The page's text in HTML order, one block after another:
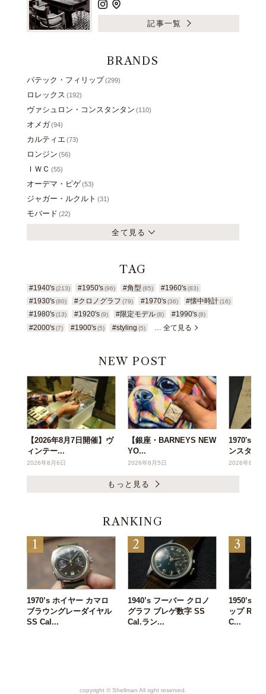
記事一覧
BRANDS
パテック・フィリップ(299)
ロレックス (192)
ヴァシュロン・コンスタンタン (110)
オメガ(94)
カルティエ (73)
ロンジン (56)
ＩＷＣ (55)
オーデマ・ピゲ(53)
ジャガー・ルクルト (31)
モバード (22)
全て見る
TAG
#1940's (213) #1950's(96) #角型 (85) #1960's (83)
#1930's (80) #クロノグラフ (79) #1970's(36) #懐中時計 (16)
#1980's (13) #1920's(9) #限定モデル(8) #1990's (8)
#2000's (7) #1900's(5) #styling (5) … 全て見る
NEW POST
【2026年8月7日開催】ヴ
ィンテー...
2026年8月6日
【銀座・BARNEYS NEW
YO...
2026年8月5日
1970's ヴ
ンスタ...
2026年8月3
もっと見る
RANKING
1970’s ホイヤー カマロ
ブラウングレーダイヤル
SS Cal...
1940’s フーバー クロノ
グラフ ブレゲ数字 SS
Cal.ラン...
1950’s パ
ップ
C...
copyright ©︎ Shellman All right reserved.